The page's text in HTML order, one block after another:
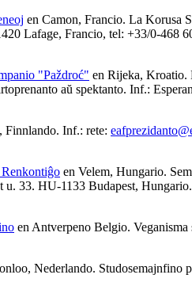
en Camon, Francio. La Korusa
Lafage, Francio, tel: +33/0-468
"Paždroć" en Rijeka, Kroatio.
aŭ spektanto. Inf.:
Finnlando. Inf.: rete:
Renkontiĝo en Velem, Hungario.
33. HU-1133 Budapest,
en Antverpeno Belgio.
Nederlando. Studosemajnfino